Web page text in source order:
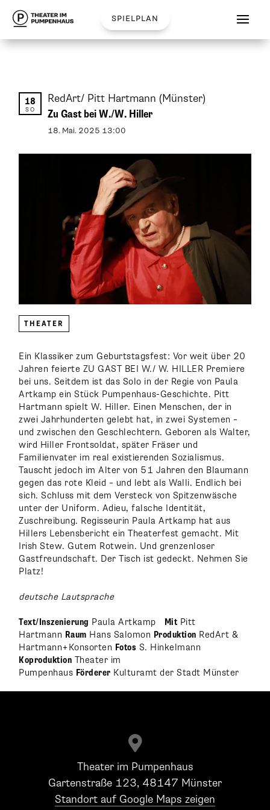
spielplan
18
SO
RedArt/ Pitt Hartmann(Münster)
Zu Gast bei W./W. Hiller
18. Mai. 2025 13:00
THEATER
Ein Klassiker zum Geburtstagsfest: Vor weit über 20
Jahren feierte ZU GAST BEI W./ W. HILLER Premiere
bei uns. Seitdem ist das Solo in der Regie von Paula
Artkamp ein Stück Pumpenhaus-Geschichte. Pitt
Hartmann spielt W. Hiller. Einen Menschen, der in
zwei Jahrhunderten gelebt hat, in zwei Systemen –
und zwischen den Geschlechtern. Geboren als Walter,
wird Hiller Frontsoldat, später Fräser und
Familienvater im real existierenden Sozialismus.
Tauscht jedoch im Alter von 51 Jahren den Blaumann
gegen das rote Kleid – und lebt als Walli. Endlich bei
sich. Schluss mit dem Versteck von Spitzenwäsche
unter der Uniform. Adieu, falsche Identität,
Zuschreibung. Regisseurin Paula Artkamp hat aus
Hillers Lebensbericht ein Theaterfest gemacht. Mit
Irish Stew. Gutem Rotwein. Und grenzenloser
Gastfreundschaft. Der Tisch ist gedeckt. Nehmen Sie
Platz!
deutsche Lautsprache
Text/Inszenierung Paula Artkamp Mit Pitt
Hartmann Raum Hans Salomon Produktion RedArt &
Hartmann+Konsorten Fotos S. Hinkelmann
Koproduktion Theater im
Pumpenhaus Förderer Kulturamt der Stadt Münster

Theater im Pumpenhaus
Gartenstraße 123, 48147 Münster
Standort auf Google Maps zeigen